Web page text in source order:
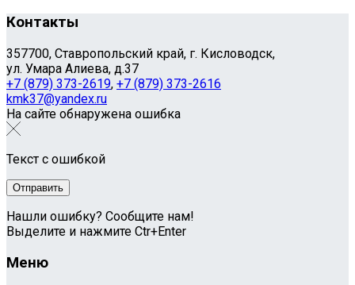
Контакты
357700, Ставропольский край, г. Кисловодск,
ул. Умара Алиева, д.37
+7 (879) 373-2619, +7 (879) 373-2616
kmk37@yandex.ru
На сайте обнаружена ошибка
Текст с ошибкой
Нашли ошибку? Сообщите нам!
Выделите и нажмите Ctr+Enter
Меню